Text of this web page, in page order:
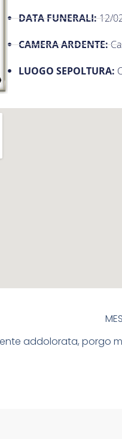
DATA FUNERALI:12/
CAMERA ARDENTE:
LUOGO SEPOLTURA:
addolorata, porgo